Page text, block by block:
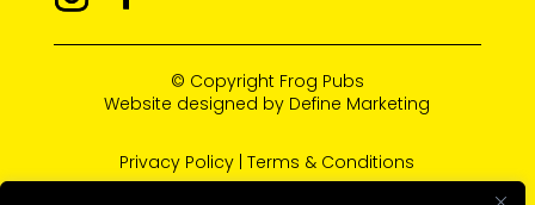
© Copyright Frog Pubs
Website designed by Define Marketing
Privacy Policy |Terms & Conditions